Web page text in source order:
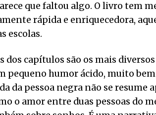
que faltou algo. O livro tem
rápida e enriquecedora,
escolas.
dos capítulos são os mais
pequeno humor ácido, muito
da pessoa negra não se resume
o amor entre duas pessoas do